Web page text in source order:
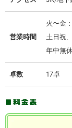
営業時間
火〜金
土日祝
年中無
卓数 17卓
料金表